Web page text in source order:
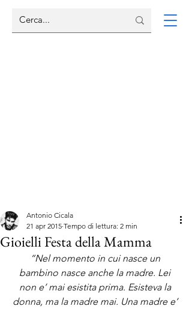
Gioielli Festa della Mamma
Antonio Cicala
21 apr 2015 Tempo di lettura: 2 min
“Nel momento in cui nasce un
bambino nasce anche la madre. Lei
non e’ mai esistita prima. Esisteva la
donna, ma la madre mai. Una madre e’